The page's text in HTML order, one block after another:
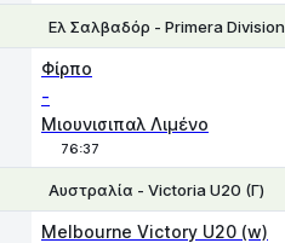
Ελ Σαλβαδόρ - Primera Division
Φίρπο
-
Μιουνισιπαλ Λιμένο
76:37
Αυστραλία - Victoria U20 (Γ)
Melbourne Victory U20 (w)